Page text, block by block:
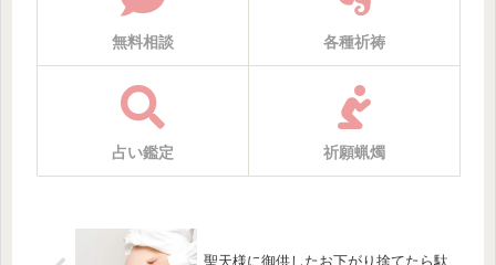
無料相談 各種祈祷
占い鑑定 祈願蝋燭
聖天様に御供したお下がり捨てたら駄